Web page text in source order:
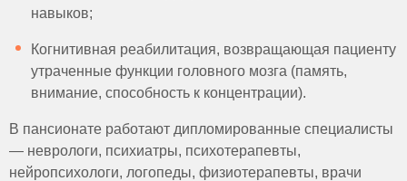
навыков;
Когнитивная реабилитация, возвращающая пациенту
утраченные функции головного мозга (память,
внимание, способность к концентрации).
В пансионате работают дипломированные специалисты
— неврологи, психиатры, психотерапевты,
нейропсихологи, логопеды, физиотерапевты, врачи